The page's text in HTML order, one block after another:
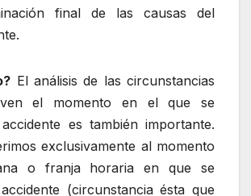
final de las causas del
El análisis de las circunstancias
el momento en el que se
es también importante.
exclusivamente al momento
o franja horaria en que se
(circunstancia ésta que